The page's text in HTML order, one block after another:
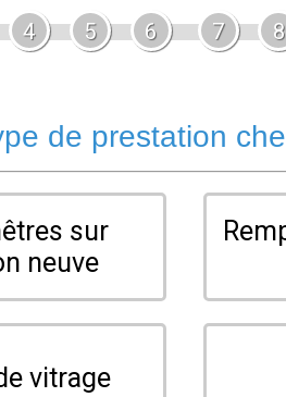
4 5 6 7 8
de prestation
sur
neuve
vitrage